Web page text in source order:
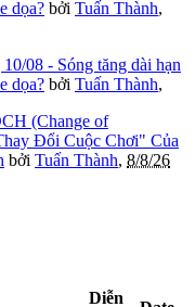
dọa? bởi Tuấn Thành,
08 - Sóng tăng dài hạn
dọa? bởi Tuấn Thành,
(Change of
Đổi Cuộc Chơi" Của
bởi Tuấn Thành, 8/8/26
Diễn